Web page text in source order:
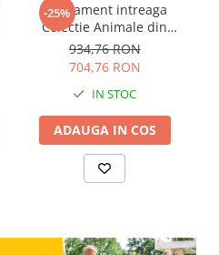
-25%
Abonament intreaga
Colectie Animale din
salbaticie
934,76 RON
704,76 RON
IN STOC
ADAUGA IN COS